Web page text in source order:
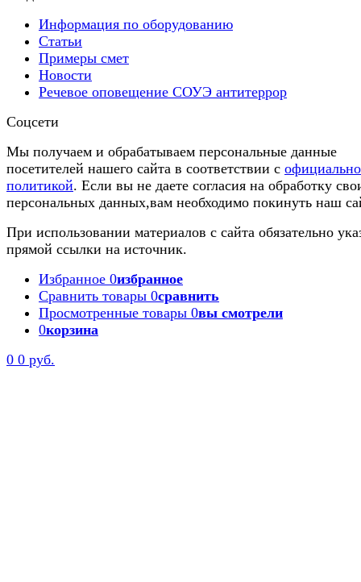
Информация по оборудованию
Статьи
Примеры смет
Новости
Речевое оповещение СОУЭ антитеррор
Соцсети
Мы получаем и обрабатываем персональные данные
посетителей нашего сайта в соответствии с
политикой. Если вы не даете согласия на обработку
персональных данных,вам необходимо покинуть наш
При использовании материалов с сайта обязательно
прямой ссылки на источник.
Избранное 0избранное
Сравнить товары 0сравнить
Просмотренные товары 0вы смотрели
0корзина
0 0 руб.